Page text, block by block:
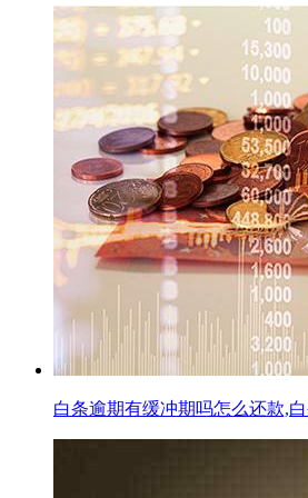
白条逾期有缓冲期吗怎么还款,